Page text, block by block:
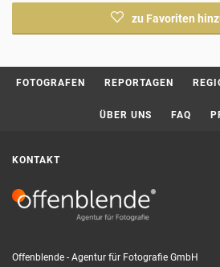
zu Favoriten
FOTOGRAFEN REPORTAGEN
ÜBER UNS FAQ
KONTAKT
Offenblende - Agentur für Fotografie GmbH